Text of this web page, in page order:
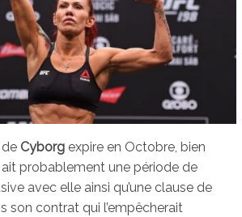
Cyborg expire en Octobre, bien
probablement une période de
avec elle ainsi qu’une clause de
son contrat qui l’empêcherait